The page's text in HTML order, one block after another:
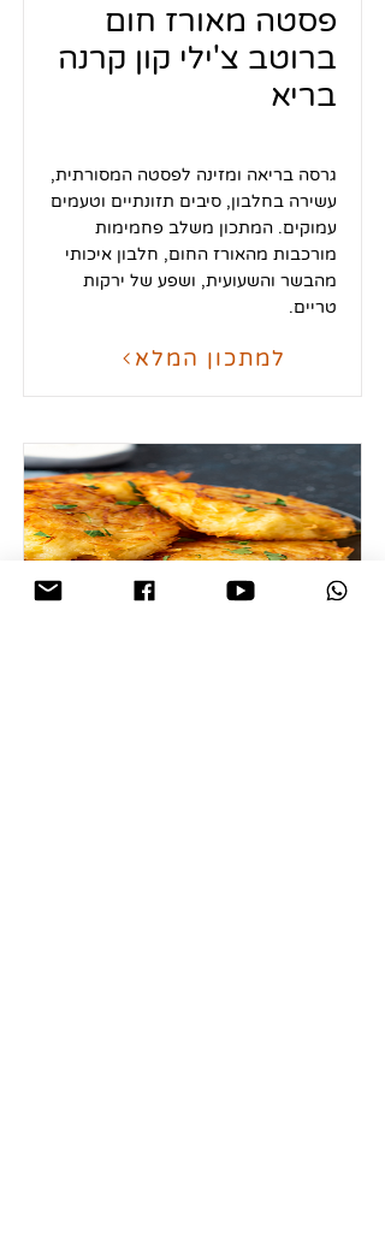
פסטה מאורז חום
ברוטב צ'ילי קון קרנה
בריא
גרסה בריאה ומזינה לפסטה המסורתית,
עשירה בחלבון, סיבים תזונתיים וטעמים
עמוקים. המתכון משלב פחמימות
מורכבות מהאורז החום, חלבון איכותי
מהבשר והשעועית, ושפע של ירקות
טריים.
למתכון המלא